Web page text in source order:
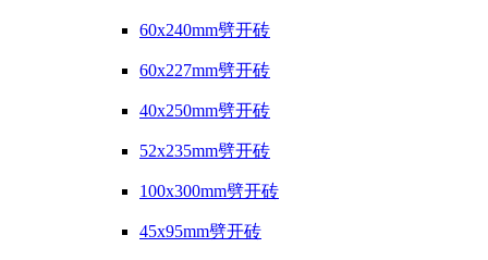
60x240mm劈开砖
60x227mm劈开砖
40x250mm劈开砖
52x235mm劈开砖
100x300mm劈开砖
45x95mm劈开砖